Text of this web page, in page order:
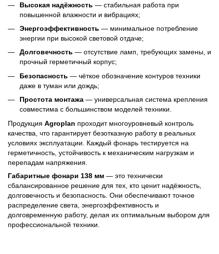
Высокая надёжность — стабильная работа при
повышенной влажности и вибрациях;
Энергоэффективность — минимальное потребление
энергии при высокой световой отдаче;
Долговечность — отсутствие ламп, требующих замены, и
прочный герметичный корпус;
Безопасность — чёткое обозначение контуров техники
даже в туман или дождь;
Простота монтажа — универсальная система крепления
совместима с большинством моделей техники.
Продукция Agroplan проходит многоуровневый контроль
качества, что гарантирует безотказную работу в реальных
условиях эксплуатации. Каждый фонарь тестируется на
герметичность, устойчивость к механическим нагрузкам и
перепадам напряжения.
Габаритные фонари 138 мм — это технически
сбалансированное решение для тех, кто ценит надёжность,
долговечность и безопасность. Они обеспечивают точное
распределение света, энергоэффективность и
долговременную работу, делая их оптимальным выбором для
профессиональной техники.